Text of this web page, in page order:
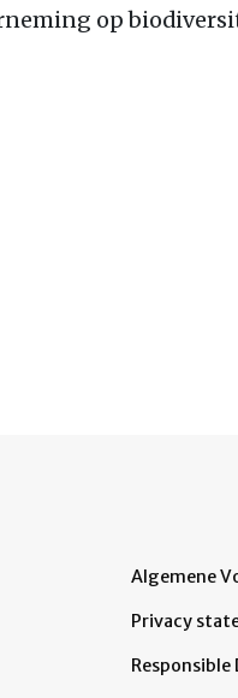
op
Algemene
Privacy
Responsible